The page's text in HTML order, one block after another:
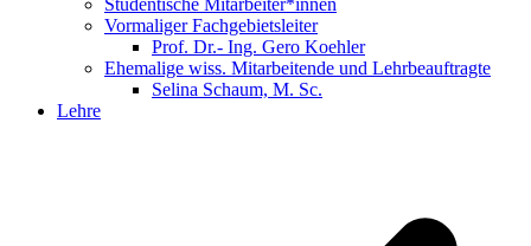
Studentische Mitarbeiter*innen
Vormaliger Fachgebietsleiter
Prof. Dr.- Ing. Gero Koehler
Ehemalige wiss. Mitarbeitende und Lehrbeauftragte
Selina Schaum, M. Sc.
Lehre